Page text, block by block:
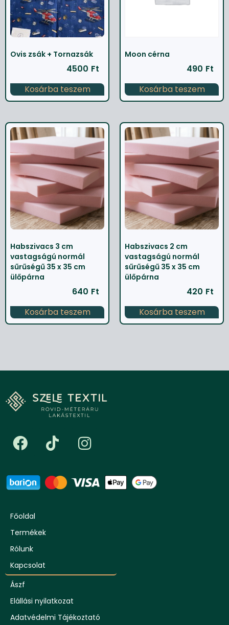
Ovis zsák + Tornazsák
4500 Ft
Kosárba teszem
Moon cérna
490 Ft
Kosárba teszem
Habszivacs 3 cm
vastagságú normál
sűrűségű 35 x 35 cm
ülőpárna
640 Ft
Kosárba teszem
Habszivacs 2 cm
vastagságú normál
sűrűségű 35 x 35 cm
ülőpárna
420 Ft
Kosárba teszem
Főoldal
Termékek
Rólunk
Kapcsolat
Ászf
Elállási nyilatkozat
Adatvédelmi Tájékoztató